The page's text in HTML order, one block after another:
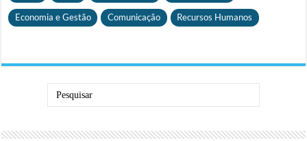
Economia e Gestão Comunicação Recursos Humanos